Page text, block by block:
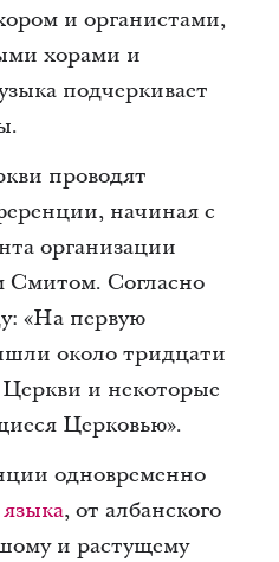
и органистами,
хорами и
подчеркивает
проводят
начиная с
организации
Согласно
«На первую
около тридцати
и некоторые
Церковью».
одновременно
языка, от албанского
и растущему